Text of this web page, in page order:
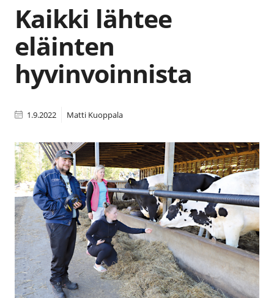
Kaikki lähtee
eläinten
hyvinvoinnista
1.9.2022 Matti Kuoppala